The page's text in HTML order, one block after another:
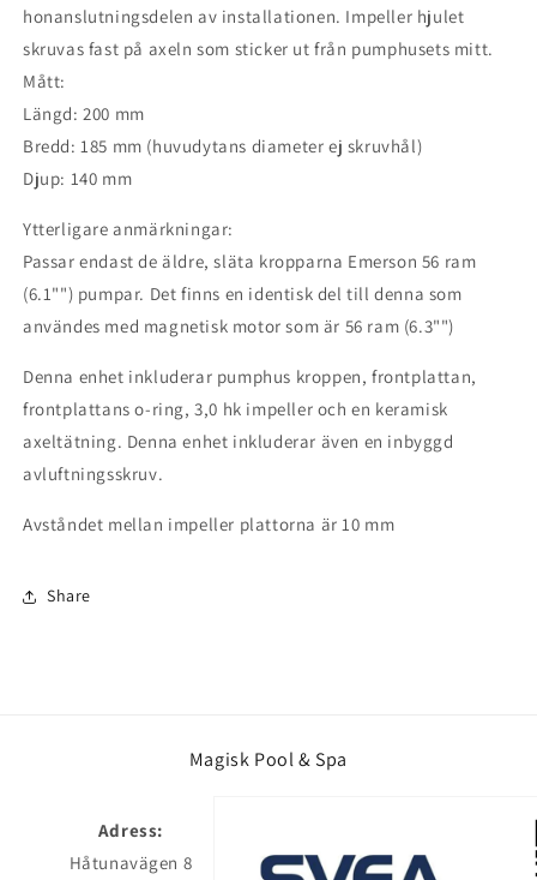
honanslutningsdelen av installationen. Impeller hjulet
skruvas fast på axeln som sticker ut från pumphusets mitt.
Mått:
Längd: 200 mm
Bredd: 185 mm (huvudytans diameter ej skruvhål)
Djup: 140 mm
Ytterligare anmärkningar:
Passar endast de äldre, släta kropparna Emerson 56 ram
(6.1"") pumpar. Det finns en identisk del till denna som
användes med magnetisk motor som är 56 ram (6.3"")
Denna enhet inkluderar pumphus kroppen, frontplattan,
frontplattans o-ring, 3,0 hk impeller och en keramisk
axeltätning. Denna enhet inkluderar även en inbyggd
avluftningsskruv.
Avståndet mellan impeller plattorna är 10 mm
Share
Magisk Pool & Spa
Adress:
Håtunavägen 8